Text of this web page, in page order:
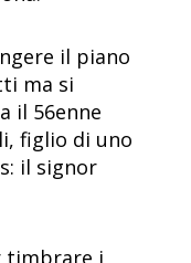
il piano
ma si
il 56enne
figlio di uno
il signor
timbrare i